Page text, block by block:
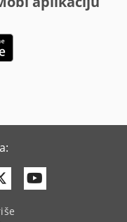
Twitter